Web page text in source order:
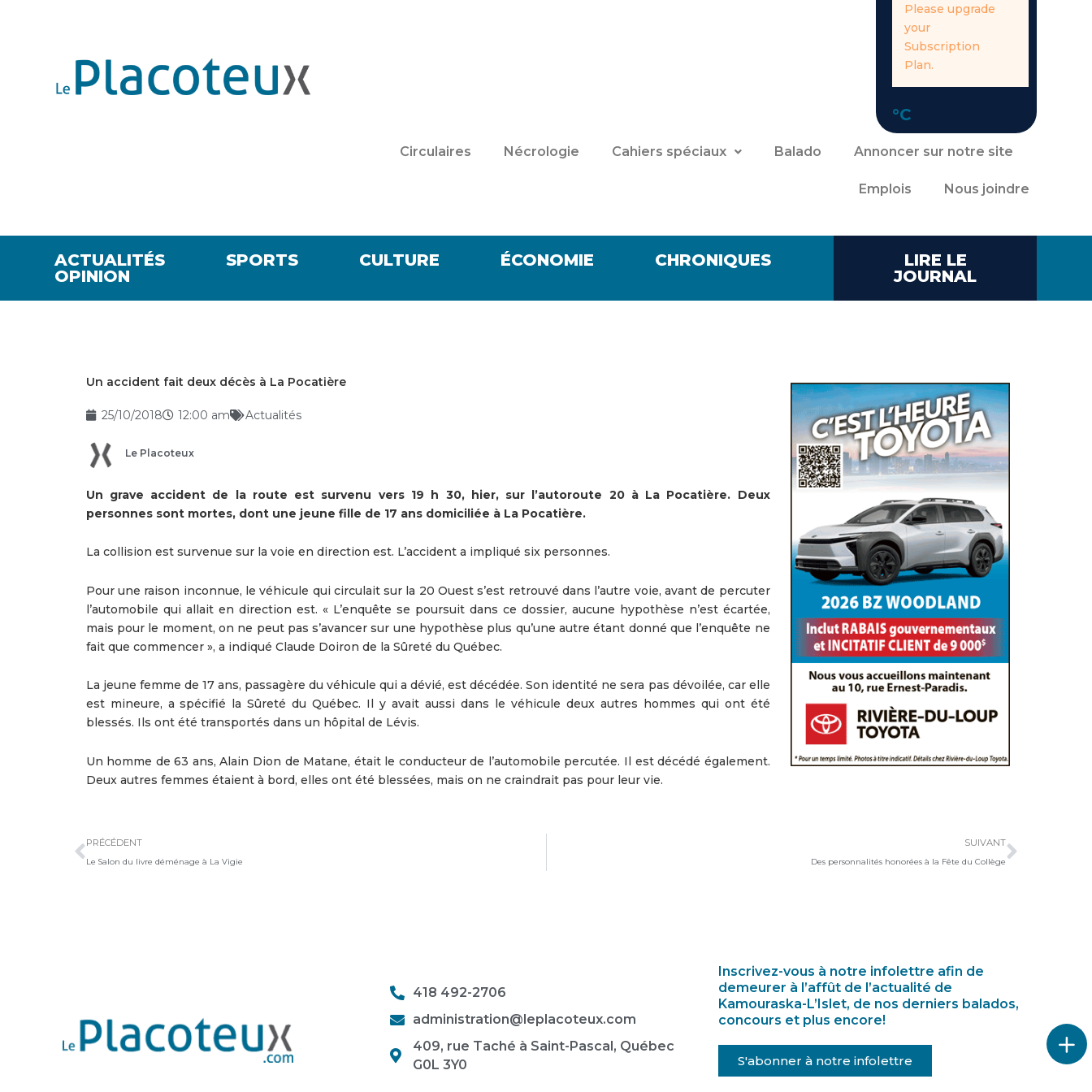
Please upgrade
your
Subscription
Plan.
°C
Circulaires Nécrologie Cahiers spéciaux Balado Annoncer sur notre site
Emplois Nous joindre
ACTUALITÉS SPORTS CULTURE ÉCONOMIE
CHRONIQUES
OPINION
LIRE LE
JOURNAL
Un accident fait deux décès à La Pocatière
25/10/2018 12:00 am Actualités
Le Placoteux
Un grave accident de la route est survenu vers 19 h 30, hier, sur l’autoroute 20 à La Pocatière. Deux
personnes sont mortes, dont une jeune fille de 17 ans domiciliée à La Pocatière.
La collision est survenue sur la voie en direction est. L’accident a impliqué six personnes.
Pour une raison inconnue, le véhicule qui circulait sur la 20 Ouest s’est retrouvé dans l’autre voie, avant de percuter
l’automobile qui allait en direction est. « L’enquête se poursuit dans ce dossier, aucune hypothèse n’est écartée,
mais pour le moment, on ne peut pas s’avancer sur une hypothèse plus qu’une autre étant donné que l’enquête ne
fait que commencer », a indiqué Claude Doiron de la Sûreté du Québec.
La jeune femme de 17 ans, passagère du véhicule qui a dévié, est décédée. Son identité ne sera pas dévoilée, car elle
est mineure, a spécifié la Sûreté du Québec. Il y avait aussi dans le véhicule deux autres hommes qui ont été
blessés. Ils ont été transportés dans un hôpital de Lévis.
Un homme de 63 ans, Alain Dion de Matane, était le conducteur de l’automobile percutée. Il est décédé également.
Deux autres femmes étaient à bord, elles ont été blessées, mais on ne craindrait pas pour leur vie.
PRÉCÉDENT
Le Salon du livre déménage à La Vigie
SUIVANT
Des personnalités honorées à la Fête du Collège
418 492-2706
administration@leplacoteux.com
409, rue Taché à Saint-Pascal, Québec
G0L 3Y0
Inscrivez-vous à notre infolettre afin de
demeurer à l’affût de l’actualité de
Kamouraska-L’Islet, de nos derniers balados,
concours et plus encore!
S'abonner à notre infolettre